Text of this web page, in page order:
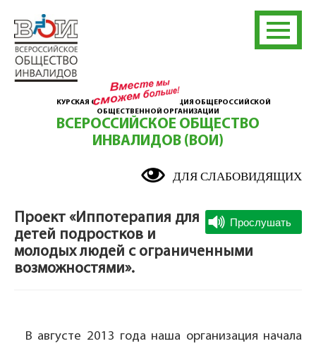
КУРСКАЯ ОБЛАСТНАЯ ОРГАНИЗАЦИЯ ОБЩЕРОССИЙСКОЙ
ОБЩЕСТВЕННОЙ ОРГАНИЗАЦИИ
ВСЕРОССИЙСКОЕ ОБЩЕСТВО
ИНВАЛИДОВ (ВОИ)
ДЛЯ СЛАБОВИДЯЩИХ
Проект «Иппотерапия для
детей подростков и
молодых людей с ограниченными
возможностями».
В августе 2013 года наша организация начала